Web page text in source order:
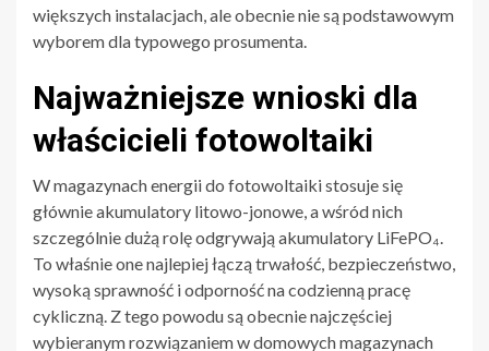
większych instalacjach, ale obecnie nie są podstawowym
wyborem dla typowego prosumenta.
Najważniejsze wnioski dla
właścicieli fotowoltaiki
W magazynach energii do fotowoltaiki stosuje się
głównie akumulatory litowo-jonowe, a wśród nich
szczególnie dużą rolę odgrywają akumulatory LiFePO₄.
To właśnie one najlepiej łączą trwałość, bezpieczeństwo,
wysoką sprawność i odporność na codzienną pracę
cykliczną. Z tego powodu są obecnie najczęściej
wybieranym rozwiązaniem w domowych magazynach